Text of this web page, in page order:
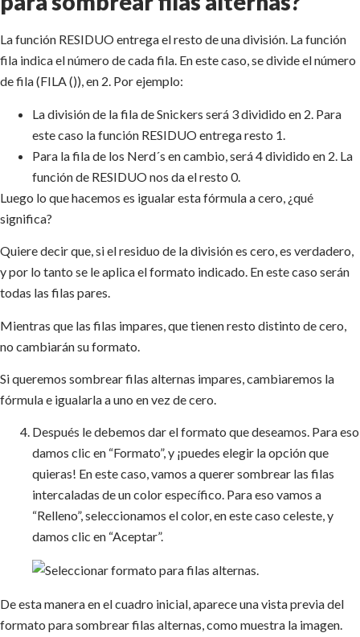
La función RESIDUO entrega el resto de una división. La función
fila indica el número de cada fila. En este caso, se divide el número
de fila (FILA ()), en 2. Por ejemplo:
La división de la fila de Snickers será 3 dividido en 2. Para
este caso la función RESIDUO entrega resto 1.
Para la fila de los Nerd´s en cambio, será 4 dividido en 2. La
función de RESIDUO nos da el resto 0.
Luego lo que hacemos es igualar esta fórmula a cero, ¿qué
significa?
Quiere decir que, si el residuo de la división es cero, es verdadero,
y por lo tanto se le aplica el formato indicado. En este caso serán
todas las filas pares.
Mientras que las filas impares, que tienen resto distinto de cero,
no cambiarán su formato.
Si queremos sombrear filas alternas impares, cambiaremos la
fórmula e igualarla a uno en vez de cero.
Después le debemos dar el formato que deseamos. Para eso
damos clic en “Formato”, y ¡puedes elegir la opción que
quieras! En este caso, vamos a querer sombrear las filas
intercaladas de un color específico. Para eso vamos a
“Relleno”, seleccionamos el color, en este caso celeste, y
damos clic en “Aceptar”.
De esta manera en el cuadro inicial, aparece una vista previa del
formato para sombrear filas alternas, como muestra la imagen.